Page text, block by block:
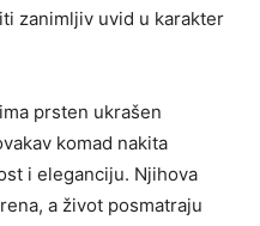
zanimljiv uvid u karakter
prsten ukrašen
komad nakita
i eleganciju. Njihova
a život posmatraju